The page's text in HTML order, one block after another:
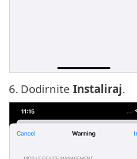
6. Dodirnite Instaliraj.